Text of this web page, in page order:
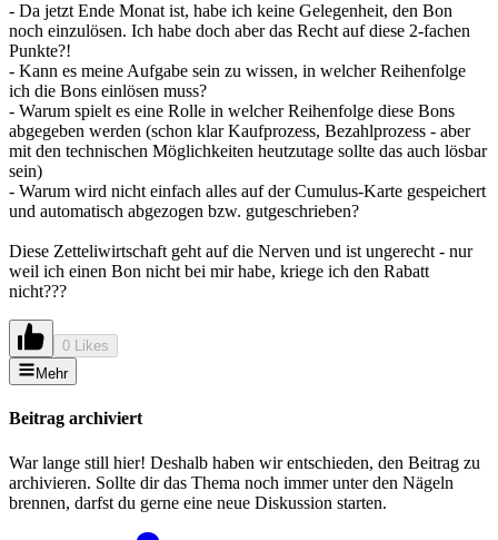
- Da jetzt Ende Monat ist, habe ich keine Gelegenheit, den Bon
noch einzulösen. Ich habe doch aber das Recht auf diese 2-fachen
Punkte?!
- Kann es meine Aufgabe sein zu wissen, in welcher Reihenfolge
ich die Bons einlösen muss?
- Warum spielt es eine Rolle in welcher Reihenfolge diese Bons
abgegeben werden (schon klar Kaufprozess, Bezahlprozess - aber
mit den technischen Möglichkeiten heutzutage sollte das auch lösbar
sein)
- Warum wird nicht einfach alles auf der Cumulus-Karte gespeichert
und automatisch abgezogen bzw. gutgeschrieben?
Diese Zetteliwirtschaft geht auf die Nerven und ist ungerecht - nur
weil ich einen Bon nicht bei mir habe, kriege ich den Rabatt
nicht???
0 Likes
Mehr
Beitrag archiviert
War lange still hier! Deshalb haben wir entschieden, den Beitrag zu
archivieren. Sollte dir das Thema noch immer unter den Nägeln
brennen, darfst du gerne eine neue Diskussion starten.